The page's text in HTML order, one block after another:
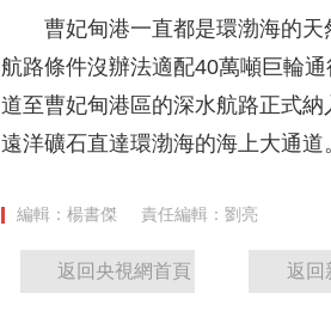
曹妃甸港一直都是環渤海的天
航路條件沒辦法適配40萬噸巨輪
道至曹妃甸港區的深水航路正式
遠洋礦石直達環渤海的海上大通
編輯：楊書傑 責任編輯：劉亮
返回央視網首頁 返回